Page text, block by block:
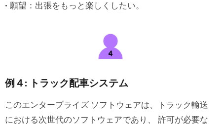
願望：出張をもっと楽しくしたい。
例４: トラック配車システム
このエンタープライズ ソフトウェアは、トラック輸送
における次世代のソフトウェアであり、 許可が必要な